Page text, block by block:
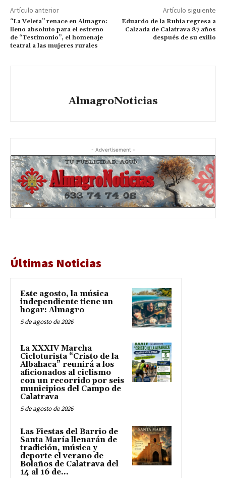
Artículo anterior
“La Veleta” renace en Almagro:
lleno absoluto para el estreno
de “Testimonio”, el homenaje
teatral a las mujeres rurales
Artículo siguiente
Eduardo de la Rubia regresa a
Calzada de Calatrava 87 años
después de su exilio
AlmagroNoticias
- Advertisement -
Últimas Noticias
Este agosto, la música
independiente tiene un
hogar: Almagro
5 de agosto de 2026
La XXXIV Marcha
Cicloturista “Cristo de la
Albahaca” reunirá a los
aficionados al ciclismo
con un recorrido por seis
municipios del Campo de
Calatrava
5 de agosto de 2026
Las Fiestas del Barrio de
Santa María llenarán de
tradición, música y
deporte el verano de
Bolaños de Calatrava del
14 al 16 de...